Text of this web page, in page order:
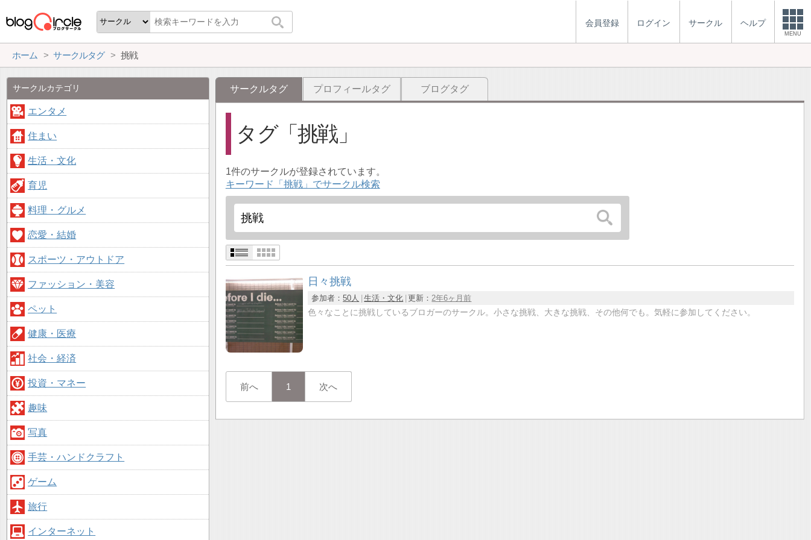
会員登録 ログイン サークル ヘルプ
MENU
ホーム サークルタグ 挑戦
サークルタグ プロフィールタグ ブログタグ
タグ 挑戦
1件のサークルが登録されています。
キーワード「挑戦」でサークル検索
日々挑戦
参加者：50人 生活・文化 更新：2年6ヶ月前
色々なことに挑戦しているブロガーのサークル。小さな挑戦、大きな挑戦、その他何でも。気軽に参加してください。
前へ 1 次へ
サークルカテゴリ
エンタメ
住まい
生活・文化
育児
料理・グルメ
恋愛・結婚
スポーツ・アウトドア
ファッション・美容
ペット
健康・医療
社会・経済
投資・マネー
趣味
写真
手芸・ハンドクラフト
ゲーム
旅行
インターネット